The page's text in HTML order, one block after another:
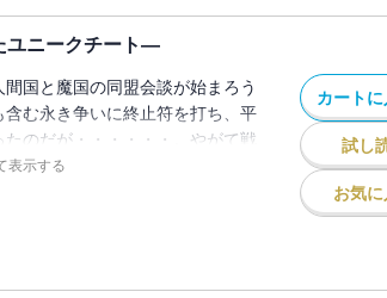
ユニークチート―
国と魔国の同盟会談が始まろう
む永き争いに終止符を打ち、平
のだが・・・・・・。やがて戦
つ！！
表示する
カート
試し
お気に